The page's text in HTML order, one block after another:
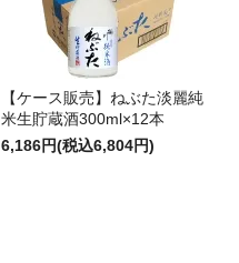
【ケース販売】ねぶた淡麗純
米生貯蔵酒300ml×12本
6,186円(税込6,804円)